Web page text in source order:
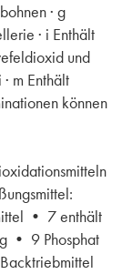
· g
· i Enthält
und
m Enthält
können
• 7 enthält
• 9 Phosphat